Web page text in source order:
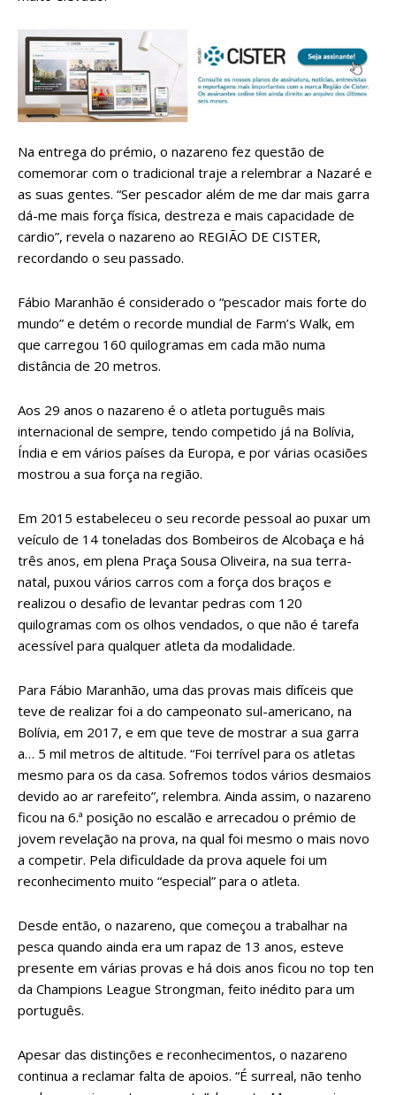
Na entrega do prémio, o nazareno fez questão de
comemorar com o tradicional traje a relembrar a Nazaré e
as suas gentes. “Ser pescador além de me dar mais garra
dá-me mais força física, destreza e mais capacidade de
cardio”, revela o nazareno ao REGIÃO DE CISTER,
recordando o seu passado.
Fábio Maranhão é considerado o “pescador mais forte do
mundo” e detém o recorde mundial de Farm’s Walk, em
que carregou 160 quilogramas em cada mão numa
distância de 20 metros.
Aos 29 anos o nazareno é o atleta português mais
internacional de sempre, tendo competido já na Bolívia,
Índia e em vários países da Europa, e por várias ocasiões
mostrou a sua força na região.
Em 2015 estabeleceu o seu recorde pessoal ao puxar um
veículo de 14 toneladas dos Bombeiros de Alcobaça e há
três anos, em plena Praça Sousa Oliveira, na sua terra-
natal, puxou vários carros com a força dos braços e
realizou o desafio de levantar pedras com 120
quilogramas com os olhos vendados, o que não é tarefa
acessível para qualquer atleta da modalidade.
Para Fábio Maranhão, uma das provas mais difíceis que
teve de realizar foi a do campeonato sul-americano, na
Bolívia, em 2017, e em que teve de mostrar a sua garra
a… 5 mil metros de altitude. “Foi terrível para os atletas
mesmo para os da casa. Sofremos todos vários desmaios
devido ao ar rarefeito”, relembra. Ainda assim, o nazareno
ficou na 6.ª posição no escalão e arrecadou o prémio de
jovem revelação na prova, na qual foi mesmo o mais novo
a competir. Pela dificuldade da prova aquele foi um
reconhecimento muito “especial” para o atleta.
Desde então, o nazareno, que começou a trabalhar na
pesca quando ainda era um rapaz de 13 anos, esteve
presente em várias provas e há dois anos ficou no top ten
da Champions League Strongman, feito inédito para um
português.
Apesar das distinções e reconhecimentos, o nazareno
continua a reclamar falta de apoios. “É surreal, não tenho